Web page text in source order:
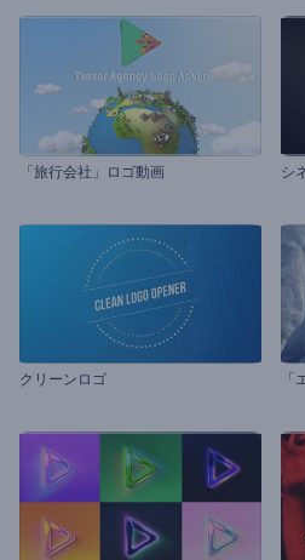
「旅行会社」ロゴ動画 シ
クリーンロゴ